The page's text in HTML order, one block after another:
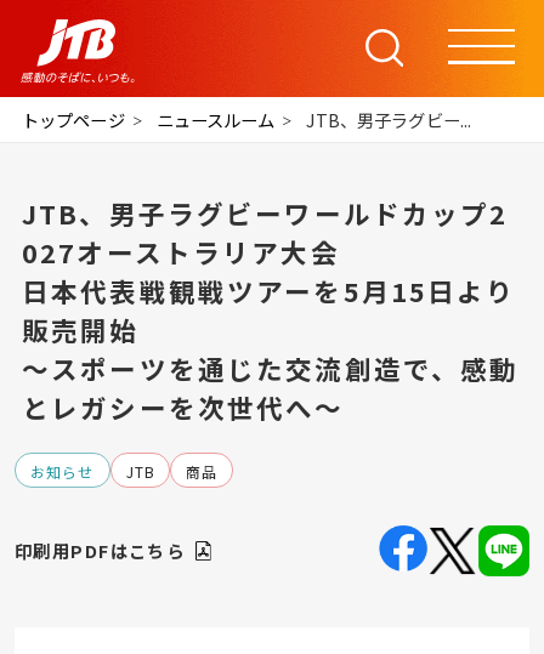
トップページ ニュースルーム JTB、男子ラグビー...
JTB、男子ラグビーワールドカップ2
027オーストラリア大会
日本代表戦観戦ツアーを5月15日より
販売開始
～スポーツを通じた交流創造で、感動
とレガシーを次世代へ～
お知らせ JTB 商品
印刷用PDFはこちら